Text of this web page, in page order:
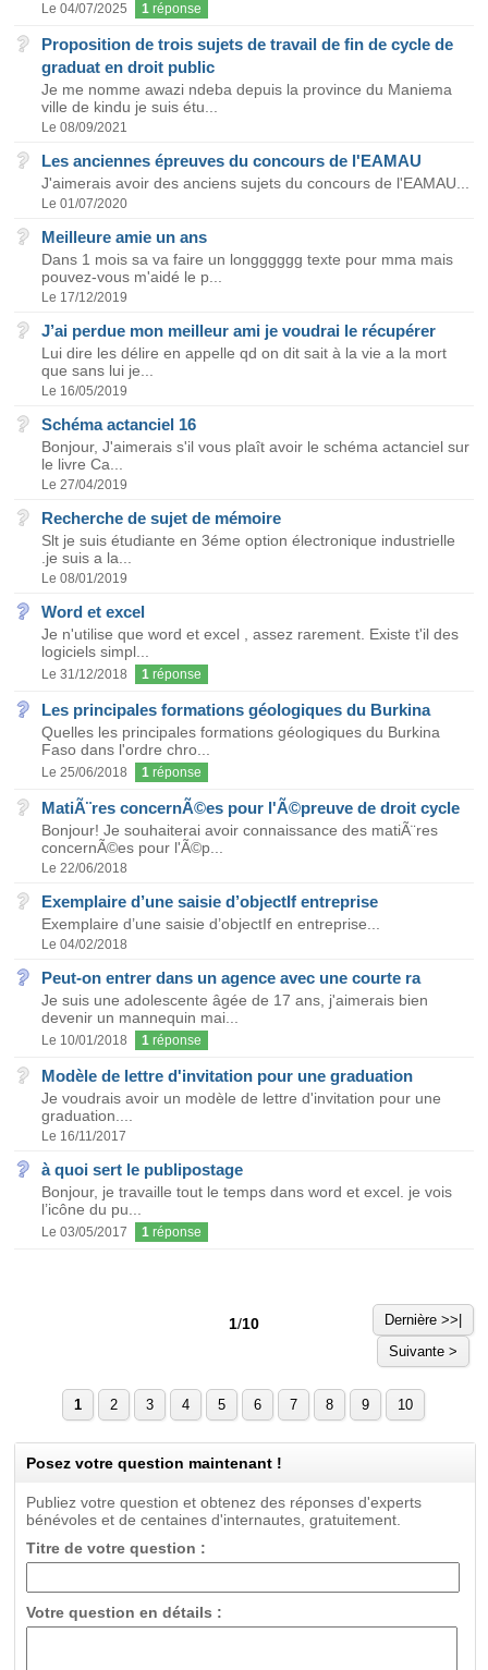
Le 04/07/2025 1 réponse
Proposition de trois sujets de travail de fin de cycle de
graduat en droit public
Je me nomme awazi ndeba depuis la province du Maniema
ville de kindu je suis étu...
Le 08/09/2021
Les anciennes épreuves du concours de l'EAMAU
J'aimerais avoir des anciens sujets du concours de l'EAMAU...
Le 01/07/2020
Meilleure amie un ans
Dans 1 mois sa va faire un longggggg texte pour mma mais
pouvez-vous m'aidé le p...
Le 17/12/2019
J’ai perdue mon meilleur ami je voudrai le récupérer
Lui dire les délire en appelle qd on dit sait à la vie a la mort
que sans lui je...
Le 16/05/2019
Schéma actanciel 16
Bonjour, J'aimerais s'il vous plaît avoir le schéma actanciel sur
le livre Ca...
Le 27/04/2019
Recherche de sujet de mémoire
Slt je suis étudiante en 3éme option électronique industrielle
.je suis a la...
Le 08/01/2019
Word et excel
Je n'utilise que word et excel , assez rarement. Existe t'il des
logiciels simpl...
Le 31/12/2018 1 réponse
Les principales formations géologiques du Burkina
Quelles les principales formations géologiques du Burkina
Faso dans l'ordre chro...
Le 25/06/2018 1 réponse
MatiÃ¨res concernÃ©es pour l'Ã©preuve de droit cycle
Bonjour! Je souhaiterai avoir connaissance des matiÃ¨res
concernÃ©es pour l'Ã©p...
Le 22/06/2018
Exemplaire d’une saisie d’objectIf entreprise
Exemplaire d’une saisie d’objectIf en entreprise...
Le 04/02/2018
Peut-on entrer dans un agence avec une courte ra
Je suis une adolescente âgée de 17 ans, j'aimerais bien
devenir un mannequin mai...
Le 10/01/2018 1 réponse
Modèle de lettre d'invitation pour une graduation
Je voudrais avoir un modèle de lettre d'invitation pour une
graduation....
Le 16/11/2017
à quoi sert le publipostage
Bonjour, je travaille tout le temps dans word et excel. je vois
l’icône du pu...
Le 03/05/2017 1 réponse
1/10
Dernière >>|
Suivante >
1 2 3 4 5 6 7 8 9 10
Posez votre question maintenant !
Publiez votre question et obtenez des réponses d'experts
bénévoles et de centaines d'internautes, gratuitement.
Titre de votre question :
Votre question en détails :